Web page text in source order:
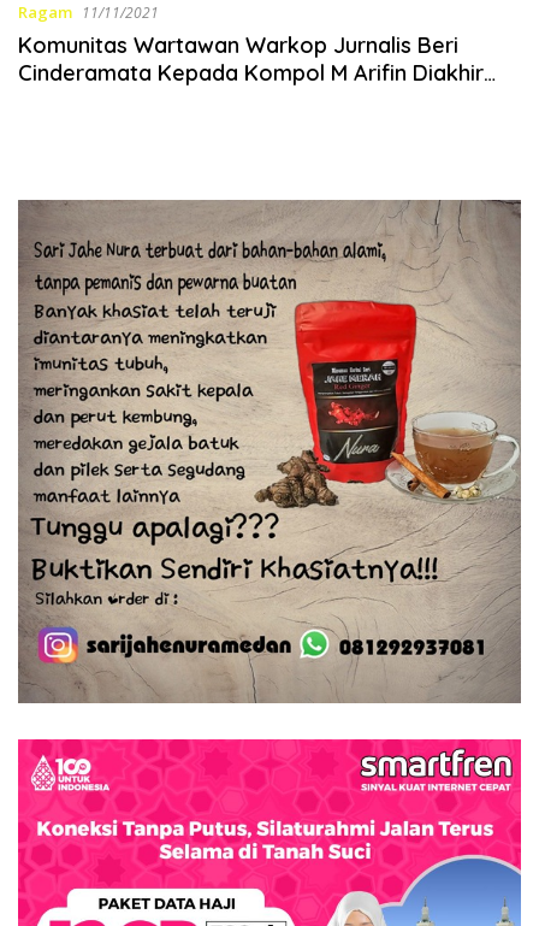
Ragam 11/11/2021
Komunitas Wartawan Warkop Jurnalis Beri
Cinderamata Kepada Kompol M Arifin Diakhir